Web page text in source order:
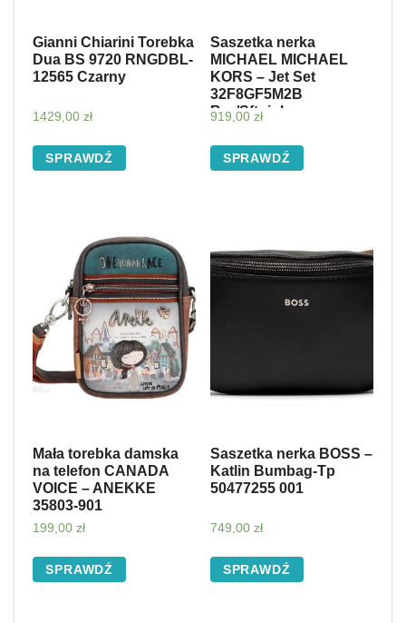
Gianni Chiarini Torebka
Dua BS 9720 RNGDBL-
12565 Czarny
1429,00 zł
SPRAWDŹ
Saszetka nerka
MICHAEL MICHAEL
KORS – Jet Set
32F8GF5M2B
Brn/Sftpink
919,00 zł
SPRAWDŹ
Mała torebka damska
na telefon CANADA
VOICE – ANEKKE
35803-901
199,00 zł
SPRAWDŹ
Saszetka nerka BOSS –
Katlin Bumbag-Tp
50477255 001
749,00 zł
SPRAWDŹ